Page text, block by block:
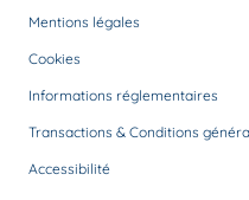
Mentions légales
Cookies
Informations réglementaires
Transactions & Conditions
Accessibilité